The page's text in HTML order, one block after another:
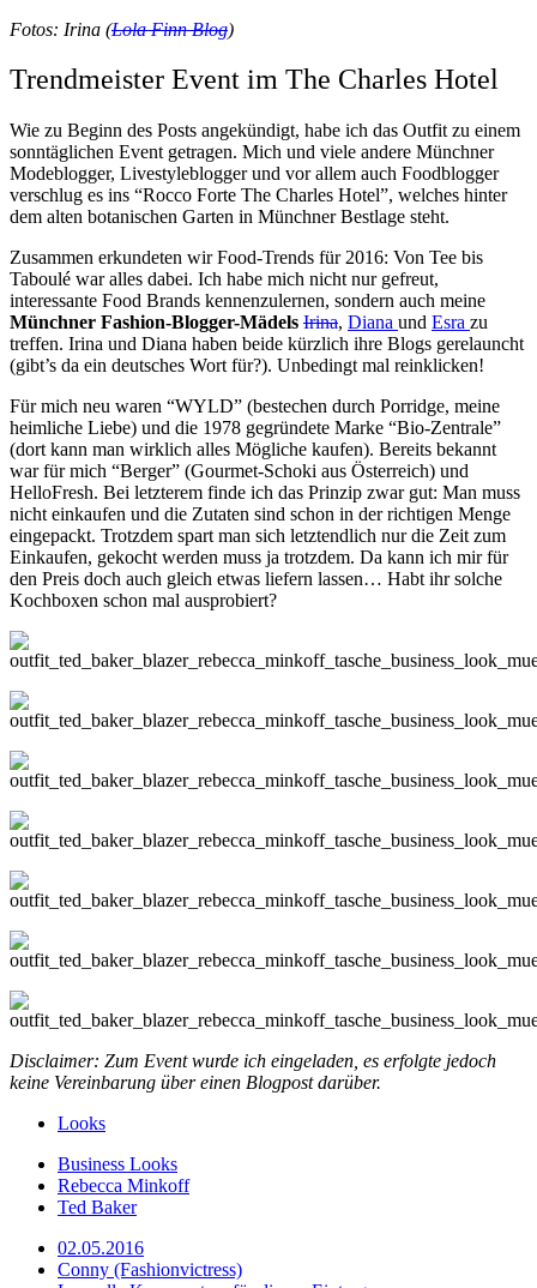
Fotos: Irina (Lola Finn Blog)
Trendmeister Event im The Charles Hotel
Wie zu Beginn des Posts angekündigt, habe ich das Outfit zu einem
sonntäglichen Event getragen. Mich und viele andere Münchner
Modeblogger, Livestyleblogger und vor allem auch Foodblogger
verschlug es ins “Rocco Forte The Charles Hotel”, welches hinter
dem alten botanischen Garten in Münchner Bestlage steht.
Zusammen erkundeten wir Food-Trends für 2016: Von Tee bis
Taboulé war alles dabei. Ich habe mich nicht nur gefreut,
interessante Food Brands kennenzulernen, sondern auch meine
Münchner Fashion-Blogger-Mädels Irina, Diana und Esra zu
treffen. Irina und Diana haben beide kürzlich ihre Blogs gerelauncht
(gibt’s da ein deutsches Wort für?). Unbedingt mal reinklicken!
Für mich neu waren “WYLD” (bestechen durch Porridge, meine
heimliche Liebe) und die 1978 gegründete Marke “Bio-Zentrale”
(dort kann man wirklich alles Mögliche kaufen). Bereits bekannt
war für mich “Berger” (Gourmet-Schoki aus Österreich) und
HelloFresh. Bei letzterem finde ich das Prinzip zwar gut: Man muss
nicht einkaufen und die Zutaten sind schon in der richtigen Menge
eingepackt. Trotzdem spart man sich letztendlich nur die Zeit zum
Einkaufen, gekocht werden muss ja trotzdem. Da kann ich mir für
den Preis doch auch gleich etwas liefern lassen… Habt ihr solche
Kochboxen schon mal ausprobiert?
Disclaimer: Zum Event wurde ich eingeladen, es erfolgte jedoch
keine Vereinbarung über einen Blogpost darüber.
Looks
Business Looks
Rebecca Minkoff
Ted Baker
02.05.2016
Conny (Fashionvictress)